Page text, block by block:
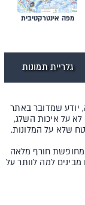
מפה אינטרקטיבית
גלריית תמונות
יודע שמדובר באתר
על איכות השלג,
שלא על המלונות.
מחופשת חורף מלאה
למה לוותר על